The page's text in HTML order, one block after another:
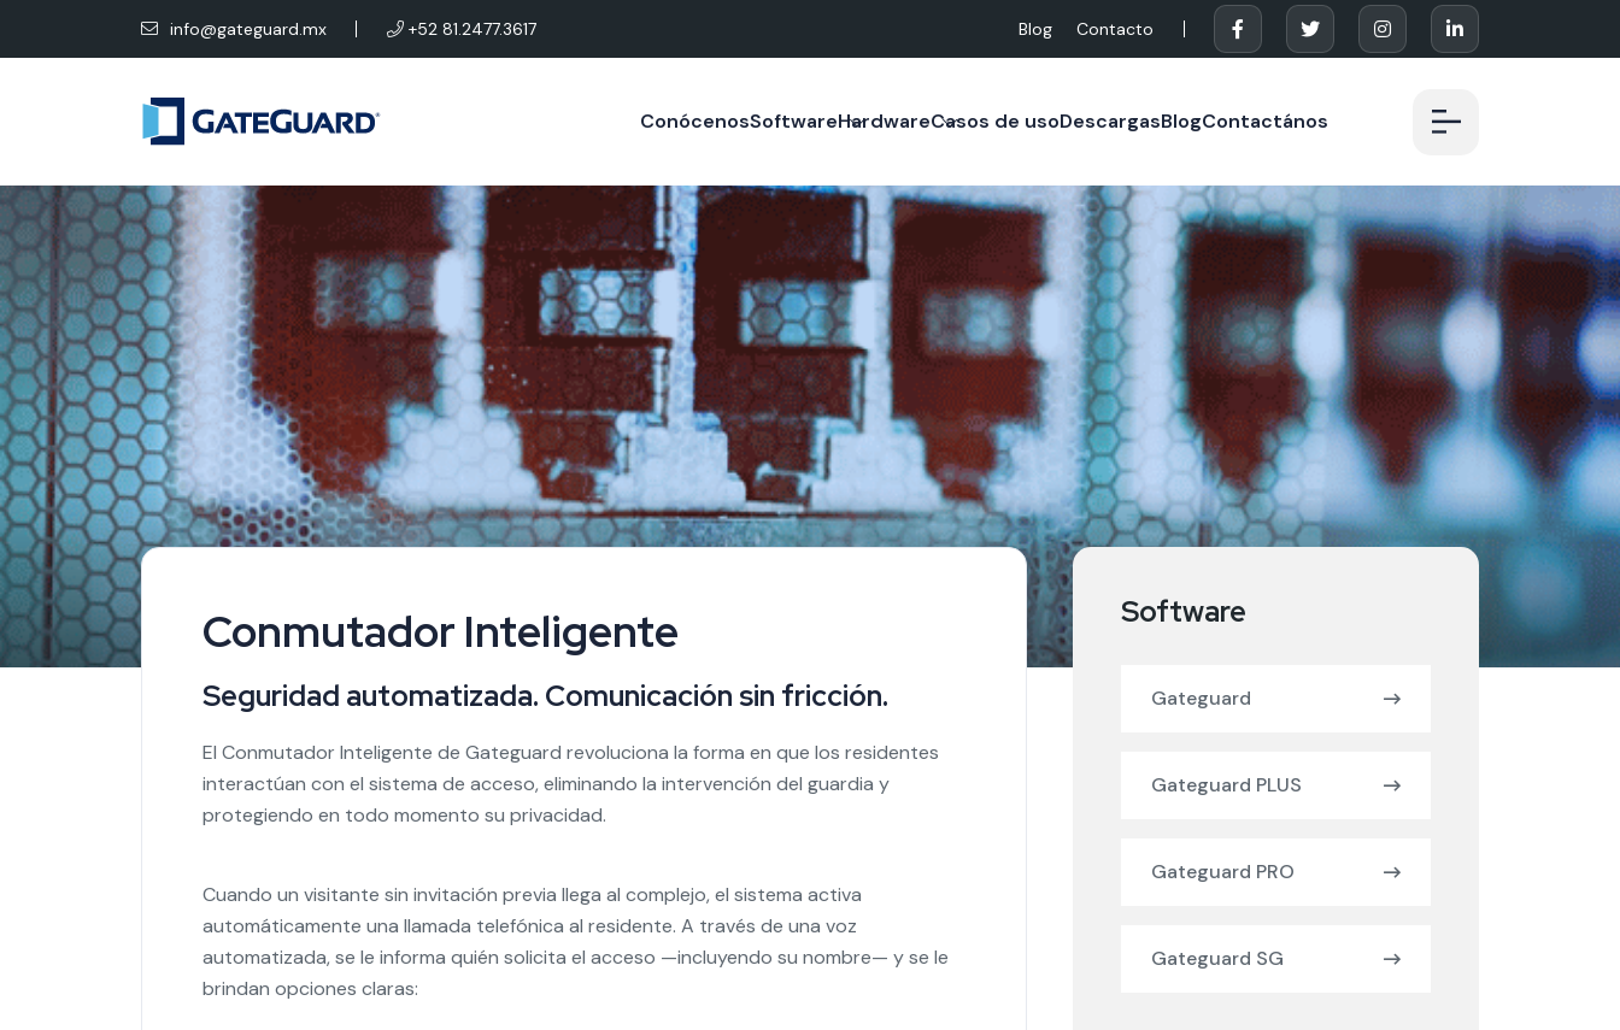
info@gateguard.mx +52 81.2477.3617 Blog Contacto
ConócenosSoftwareHardwareCasos de usoDescargasBlogContactános
Conmutador Inteligente
Seguridad automatizada. Comunicación sin fricción.
El Conmutador Inteligente de Gateguard revoluciona la forma en que los residentes
interactúan con el sistema de acceso, eliminando la intervención del guardia y
protegiendo en todo momento su privacidad.
Cuando un visitante sin invitación previa llega al complejo, el sistema activa
automáticamente una llamada telefónica al residente. A través de una voz
automatizada, se le informa quién solicita el acceso —incluyendo su nombre— y se le
brindan opciones claras:
Software
Gateguard
Gateguard PLUS
Gateguard PRO
Gateguard SG